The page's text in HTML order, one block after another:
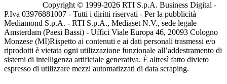
Copyright © 1999-2026 RTI S.p.A. Business Digital -
P.Iva 03976881007 - Tutti i diritti riservati - Per la pubblicità
Mediamond S.p.A. - RTI S.p.A., Mediaset N.V., sede legale
Amsterdam (Paesi Bassi) - Uffici Viale Europa 46, 20093 Cologno
Monzese (MI)Rispetto ai contenuti e ai dati personali trasmessi e/o
riprodotti è vietata ogni utilizzazione funzionale all’addestramento di
sistemi di intelligenza artificiale generativa. È altresì fatto divieto
espresso di utilizzare mezzi automatizzati di data scraping.